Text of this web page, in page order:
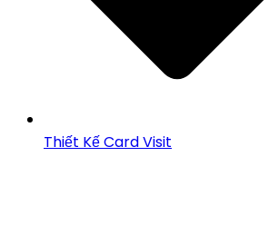
Thiết Kế Card Visit